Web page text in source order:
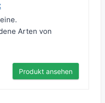
Arten von
Produkt ansehen